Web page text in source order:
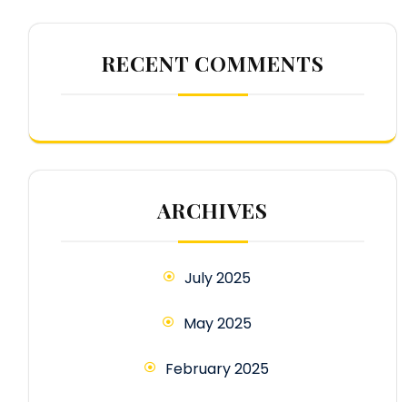
RECENT COMMENTS
ARCHIVES
July 2025
May 2025
February 2025